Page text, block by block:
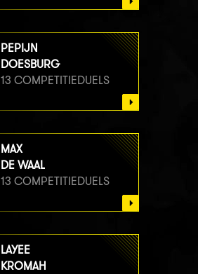
PEPIJN
DOESBURG
13 COMPETITIEDUELS
MAX
DE WAAL
13 COMPETITIEDUELS
LAYEE
KROMAH